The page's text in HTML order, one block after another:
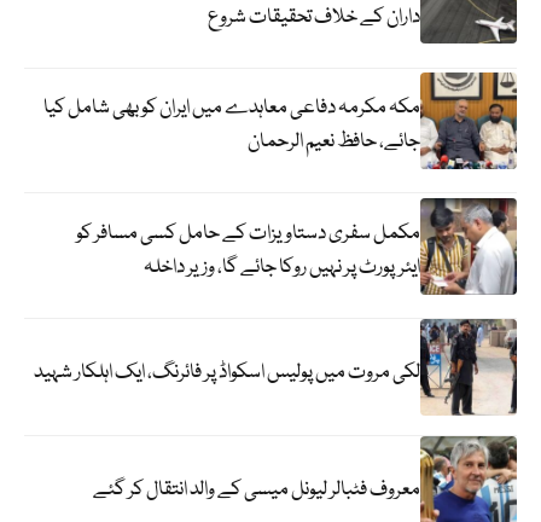
داران کے خلاف تحقیقات شروع
مکہ مکرمہ دفاعی معاہدے میں ایران کو بھی شامل کیا
جائے، حافظ نعیم الرحمان
مکمل سفری دستاویزات کے حامل کسی مسافر کو
ایئرپورٹ پر نہیں روکا جائے گا، وزیر داخلہ
لکی مروت میں پولیس اسکواڈ پر فائرنگ، ایک اہلکار شہید
معروف فٹبالر لیونل میسی کے والد انتقال کر گئے